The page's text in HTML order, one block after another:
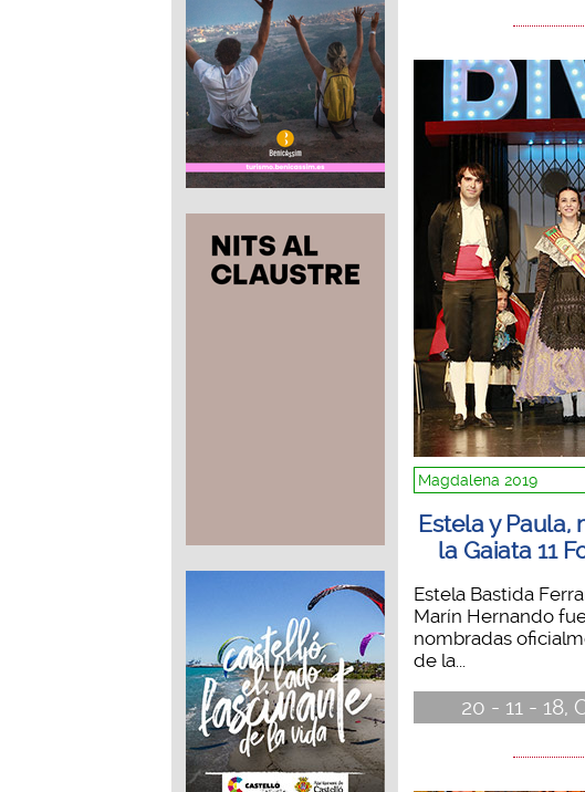
Magdalena 2019
Estela y Paula,
la Gaiata 11
Estela Bastida
Marín Hernando
nombradas
de la...
20 - 11 - 18,